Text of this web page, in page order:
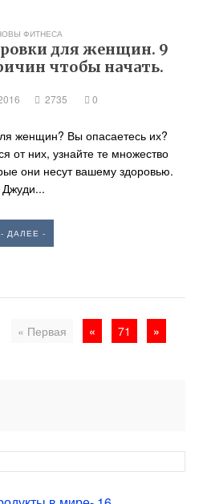
ФИТНЕСА
для женщин. 9
чтобы начать.
2735 0
женщин? Вы опасаетесь их?
от них, узнайте те множество
они несут вашему здоровью.
Джуди...
- ДАЛЕЕ -
« Первая « 71 »